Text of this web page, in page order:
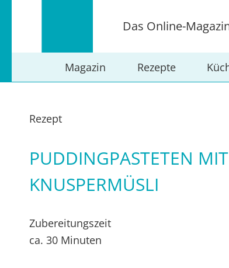
Das Online-
Magazin Rezepte
Rezept
PUDDINGPASTETEN MIT
KNUSPERMÜSLI
Zubereitungszeit
ca. 30 Minuten